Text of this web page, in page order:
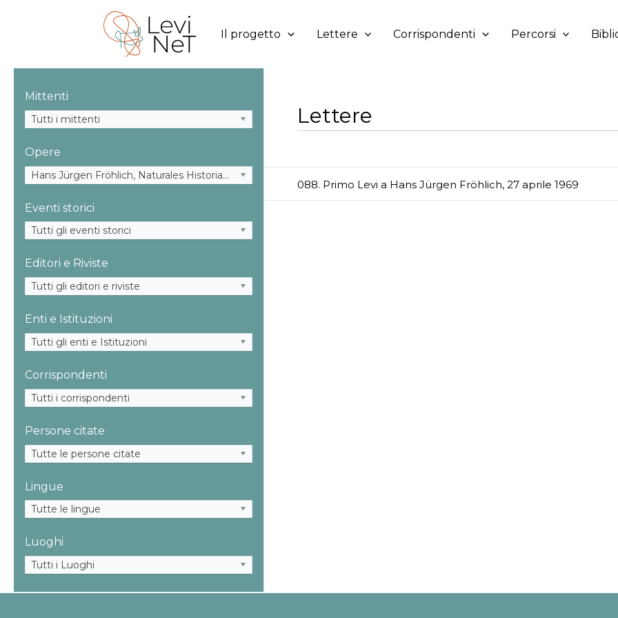
Il progetto Lettere Corrispondenti Percorsi
Mittenti
Tutti i mittenti
Opere
Hans Jürgen Fröhlich, Naturales Historiae für Morgen (Stuttgarter Zeitung 1965)
Eventi storici
Tutti gli eventi storici
Editori e Riviste
Tutti gli editori e riviste
Enti e Istituzioni
Tutti gli enti e Istituzioni
Corrispondenti
Tutti i corrispondenti
Persone citate
Tutte le persone citate
Lingue
Tutte le lingue
Luoghi
Tutti i Luoghi
Lettere
088. Primo Levi a Hans Jürgen Fröhlich, 27 aprile 1969